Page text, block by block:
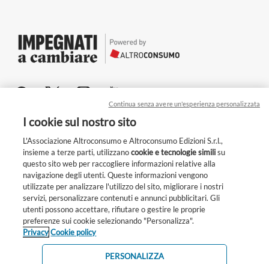
Unisciti a noi!
Ogni giorno scegliamo: cosa comprare, come
muoverci, cosa mangiare. Piccoli gesti che possono
fare la differenza. Con Impegnati a cambiare stiamo
Chi siamo
Per le aziende
Privacy
Cookie
Condizioni generali
Whistleblowing
Altroconsumo Edizioni s.r.l.
Partita IVA 12581280158
Altroconsumo Associazione indipendente di consumatori
I cookie sul nostro sito
L'Associazione Altroconsumo e Altroconsumo Edizioni S.r.l.,
insieme a terze parti, utilizzanocookie e tecnologie similisu
questo sito web per raccogliere informazioni relative alla
navigazione degli utenti. Queste informazioni vengono
utilizzate per analizzare l'utilizzo del sito, migliorare i nostri
servizi, personalizzare contenuti e annunci pubblicitari. Gli
utenti possono accettare, rifiutare o gestire le proprie
preferenze sui cookie selezionando "Personalizza".
Privacy Cookie policy
PERSONALIZZA
Continua senza avere un'esperienza personalizzata